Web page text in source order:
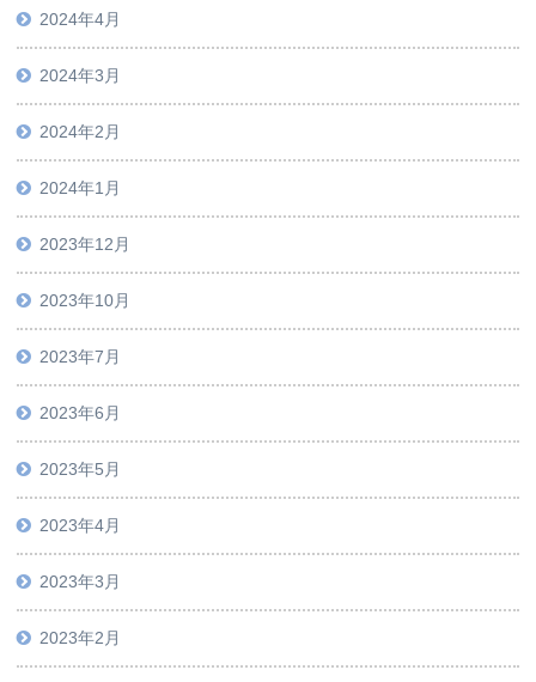
2024年4月
2024年3月
2024年2月
2024年1月
2023年12月
2023年10月
2023年7月
2023年6月
2023年5月
2023年4月
2023年3月
2023年2月